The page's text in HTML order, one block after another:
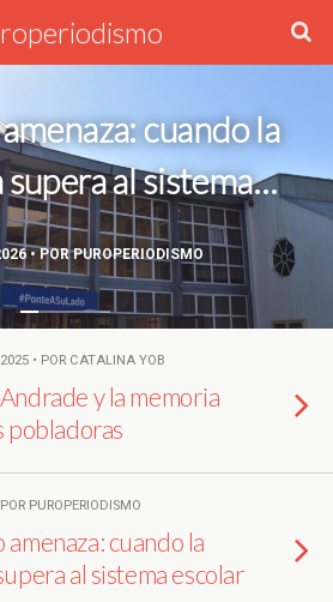
• POR PUROPERIODISMO
cuando la
al sistema
escolar
• POR CATALINA YOB
y la memoria
pobladoras
PUROPERIODISMO
amenaza: cuando la
al sistema escolar